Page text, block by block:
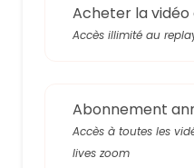
Acheter la vidéo
Accès illimité au
Abonnement
Accès à toutes les
lives zoom